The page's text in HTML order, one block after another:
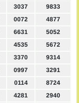
3037
9833
0072
4877
6631
5052
4535
5672
3370
9314
0997
3291
0114
8724
4281
2940